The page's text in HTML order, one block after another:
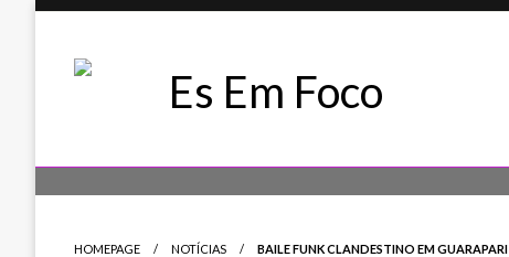
Es Em Foco
HOMEPAGE NOTÍCIAS BAILE FUNK CLANDESTINO EM GUARAPARI